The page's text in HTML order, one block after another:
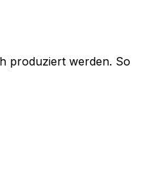
produziert werden. So